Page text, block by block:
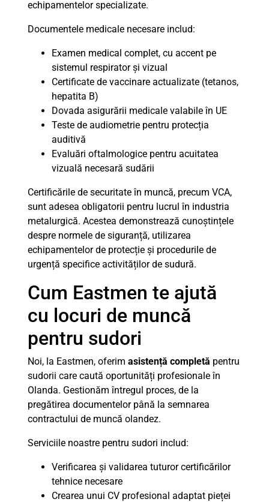
echipamentelor specializate.
Documentele medicale necesare includ:
Examen medical complet, cu accent pe
sistemul respirator și vizual
Certificate de vaccinare actualizate (tetanos,
hepatita B)
Dovada asigurării medicale valabile în UE
Teste de audiometrie pentru protecția
auditivă
Evaluări oftalmologice pentru acuitatea
vizuală necesară sudării
Certificările de securitate în muncă, precum VCA,
sunt adesea obligatorii pentru lucrul în industria
metalurgică. Acestea demonstrează cunoștințele
despre normele de siguranță, utilizarea
echipamentelor de protecție și procedurile de
urgență specifice activităților de sudură.
Cum Eastmen te ajută
cu locuri de muncă
pentru sudori
Noi, la Eastmen, oferim asistență completă pentru
sudorii care caută oportunități profesionale în
Olanda. Gestionăm întregul proces, de la
pregătirea documentelor până la semnarea
contractului de muncă olandez.
Serviciile noastre pentru sudori includ:
Verificarea și validarea tuturor certificărilor
tehnice necesare
Crearea unui CV profesional adaptat pieței